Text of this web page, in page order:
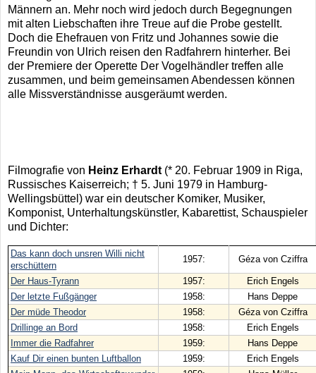
Männern an. Mehr noch wird jedoch durch Begegnungen
mit alten Liebschaften ihre Treue auf die Probe gestellt.
Doch die Ehefrauen von Fritz und Johannes sowie die
Freundin von Ulrich reisen den Radfahrern hinterher. Bei
der Premiere der Operette Der Vogelhändler treffen alle
zusammen, und beim gemeinsamen Abendessen können
alle Missverständnisse ausgeräumt werden.
Filmografie von Heinz Erhardt (* 20. Februar 1909 in Riga,
Russisches Kaiserreich; † 5. Juni 1979 in Hamburg-
Wellingsbüttel) war ein deutscher Komiker, Musiker,
Komponist, Unterhaltungskünstler, Kabarettist, Schauspieler
und Dichter:
Das kann doch unsren Willi nicht
erschüttern
1957: Géza von Cziffra
Der Haus-Tyrann 1957:
Erich Engels
Der letzte Fußgänger
1958:
Hans Deppe
Der müde Theodor
1958:
Géza von Cziffra
Drillinge an Bord
1958:
Erich Engels
Immer die Radfahrer
1959:
Hans Deppe
Kauf Dir einen bunten Luftballon
1959:
Erich Engels